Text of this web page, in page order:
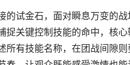
的试金石，面对瞬息万变的
捉关键控制技能的命中，核
所有技能名称，在团战间隙